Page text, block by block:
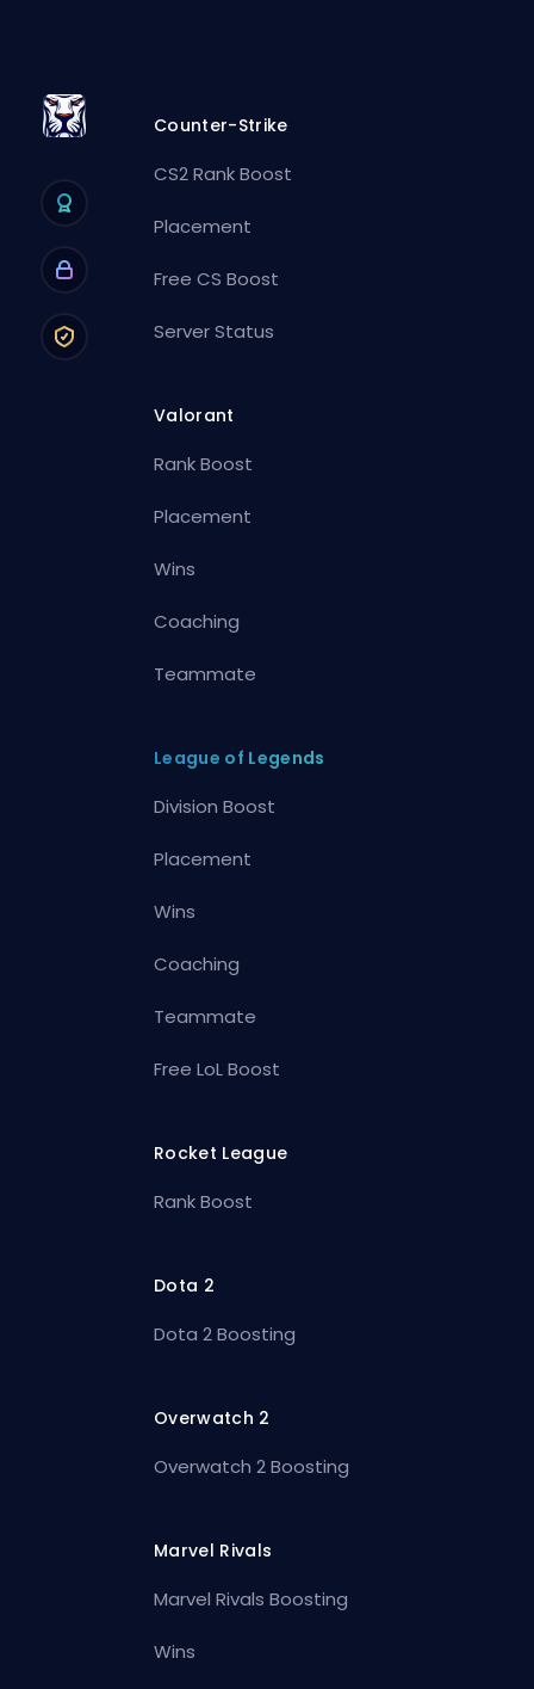
Counter-Strike
CS2 Rank Boost
Placement
Free CS Boost
Server Status
Valorant
Rank Boost
Placement
Wins
Coaching
Teammate
League of Legends
Division Boost
Placement
Wins
Coaching
Teammate
Free LoL Boost
Rocket League
Rank Boost
Dota 2
Dota 2 Boosting
Overwatch 2
Overwatch 2 Boosting
Marvel Rivals
Marvel Rivals Boosting
Wins